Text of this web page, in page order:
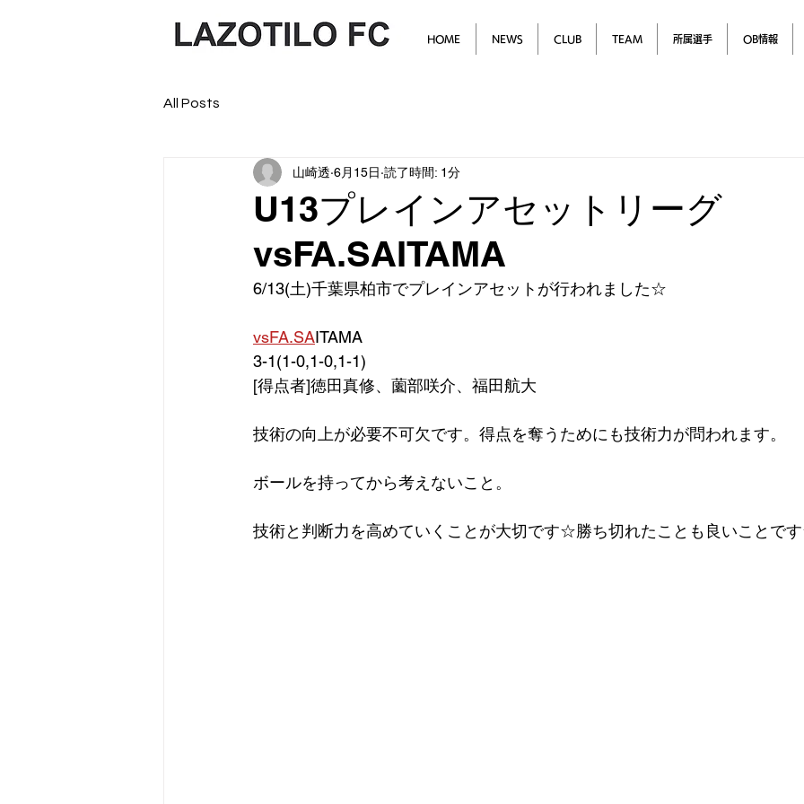
HOME NEWS CLUB TEAM 所属選手 OB情報
All Posts
U13プレインアセットリーグ
vsFA.SAITAMA
山崎透 6月15日 読了時間: 1分
6/13(土)千葉県柏市でプレインアセットが行われました☆
vsFA.SAITAMA
3-1(1-0,1-0,1-1)
[得点者]徳田真修、薗部咲介、福田航大
技術の向上が必要不可欠です。得点を奪うためにも技術力が問われます。
ボールを持ってから考えないこと。
技術と判断力を高めていくことが大切です☆勝ち切れたことも良いことで